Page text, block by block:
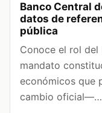
Banco Central
datos de
pública
Conoce el rol del
mandato
económicos
cambio oficial—…